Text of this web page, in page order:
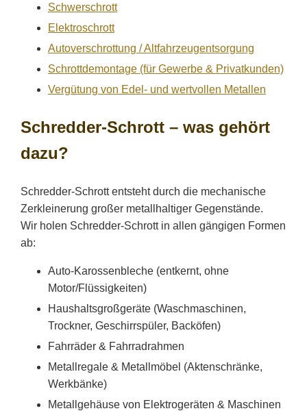
Schwerschrott
Elektroschrott
Autoverschrottung / Altfahrzeugentsorgung
Schrottdemontage (für Gewerbe & Privatkunden)
Vergütung von Edel- und wertvollen Metallen
Schredder-Schrott – was gehört
dazu?
Schredder-Schrott entsteht durch die mechanische
Zerkleinerung großer metallhaltiger Gegenstände.
Wir holen Schredder-Schrott in allen gängigen Formen
ab:
Auto-Karossenbleche (entkernt, ohne
Motor/Flüssigkeiten)
Haushaltsgroßgeräte (Waschmaschinen,
Trockner, Geschirrspüler, Backöfen)
Fahrräder & Fahrradrahmen
Metallregale & Metallmöbel (Aktenschränke,
Werkbänke)
Metallgehäuse von Elektrogeräten & Maschinen